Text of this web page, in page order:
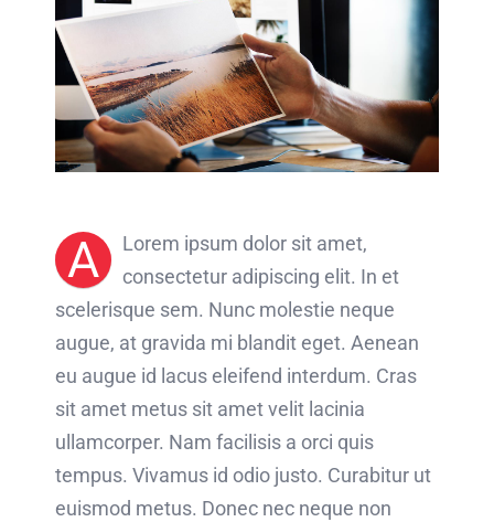
A
Lorem ipsum dolor sit amet,
consectetur adipiscing elit. In et
scelerisque sem. Nunc molestie neque
augue, at gravida mi blandit eget. Aenean
eu augue id lacus eleifend interdum. Cras
sit amet metus sit amet velit lacinia
ullamcorper. Nam facilisis a orci quis
tempus. Vivamus id odio justo. Curabitur ut
euismod metus. Donec nec neque non